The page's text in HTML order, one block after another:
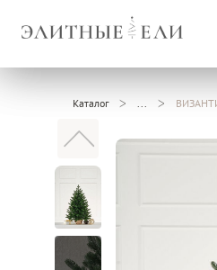
Каталог